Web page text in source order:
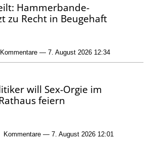
Hammerbande-
zu Recht in Beugehaft
Kommentare — 7. August 2026 12:34
will Sex-Orgie im
feiern
Kommentare — 7. August 2026 12:01